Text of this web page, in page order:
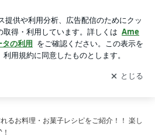
ブログの更新通知
を受け取りまし
開く
るお料理・お菓子レシピをご紹介！！‍ 楽し